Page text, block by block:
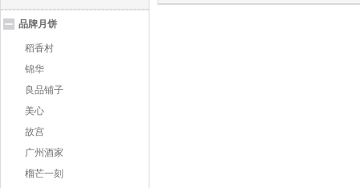
品牌月饼
稻香村
锦华
良品铺子
美心
故宫
广州酒家
榴芒一刻